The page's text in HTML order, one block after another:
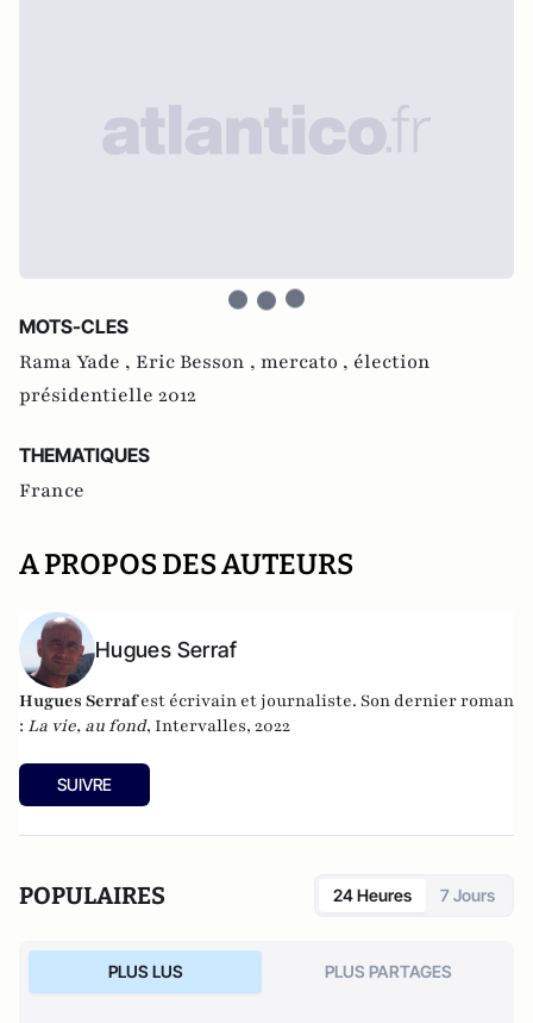
MOTS-CLES
Rama Yade , Eric Besson , mercato , élection
présidentielle 2012
THEMATIQUES
France
A PROPOS DES AUTEURS
Hugues Serraf
Hugues Serrafest écrivain et journaliste. Son dernier roman
: La vie, au fond, Intervalles, 2022
SUIVRE
POPULAIRES 24 Heures 7 Jours
PLUS LUS PLUS PARTAGES